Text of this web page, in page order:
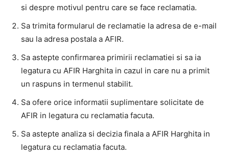
si despre motivul pentru care se face reclamatia.
Sa trimita formularul de reclamatie la adresa de e-mail
sau la adresa postala a AFIR.
Sa astepte confirmarea primirii reclamatiei si sa ia
legatura cu AFIR Harghita in cazul in care nu a primit
un raspuns in termenul stabilit.
Sa ofere orice informatii suplimentare solicitate de
AFIR in legatura cu reclamatia facuta.
Sa astepte analiza si decizia finala a AFIR Harghita in
legatura cu reclamatia facuta.